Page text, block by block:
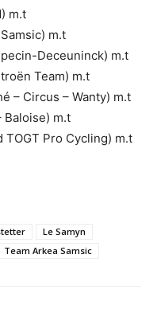
m.t
m.t
Deceuninck) m.t
Team) m.t
– Circus – Wanty) m.t
Baloise) m.t
TOGT Pro Cycling) m.t
Le Samyn
Team Arkea Samsic